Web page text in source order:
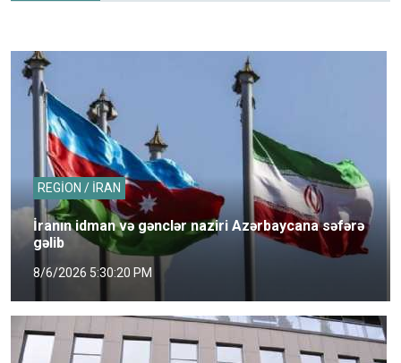
REGİON / İRAN
İranın idman və gənclər naziri Azərbaycana səfərə
gəlib
8/6/2026 5:30:20 PM